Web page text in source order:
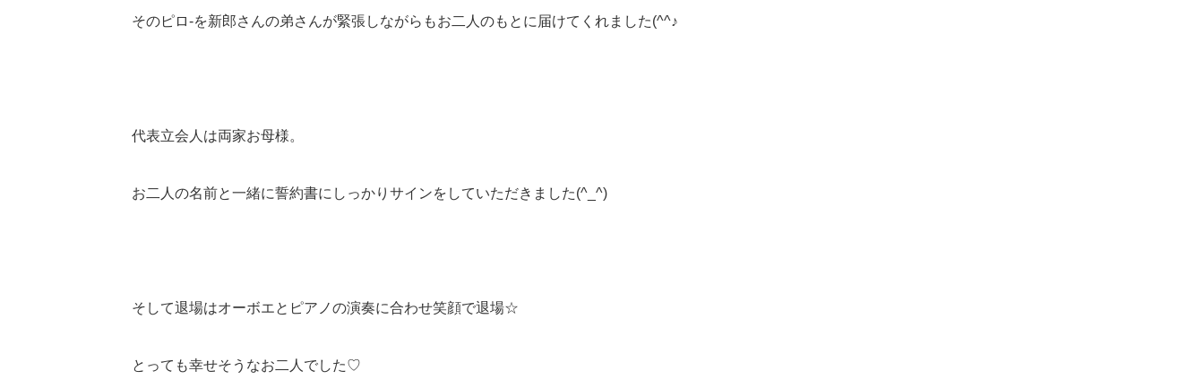
そのピロ‐を新郎さんの弟さんが緊張しながらもお二人のもとに届けてくれました(^^♪
代表立会人は両家お母様。
お二人の名前と一緒に誓約書にしっかりサインをしていただきました(^_^)
そして退場はオーボエとピアノの演奏に合わせ笑顔で退場☆
とっても幸せそうなお二人でした♡